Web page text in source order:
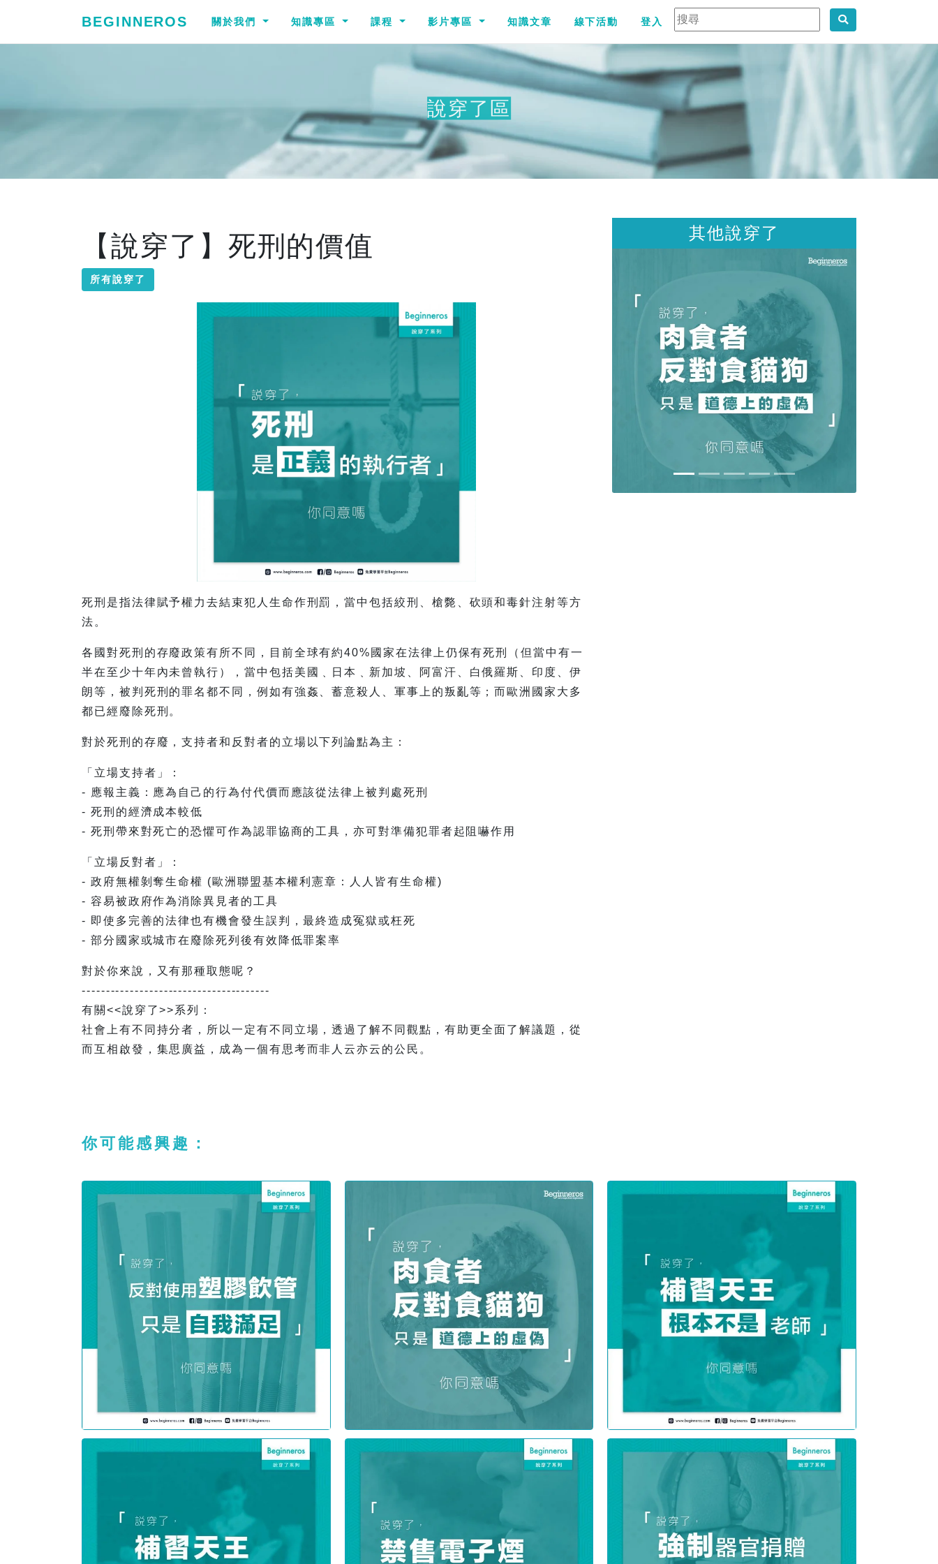
BEGINNEROS 關於我們 知識專區 課程 影片專區 知識文章 線下活動 登入
說穿了區
【說穿了】死刑的價值
所有說穿了
死刑是指法律賦予權力去結束犯人生命作刑罰，當中包括絞刑、槍斃、砍頭和毒針注射等方
法。
各國對死刑的存廢政策有所不同，目前全球有約40%國家在法律上仍保有死刑（但當中有一
半在至少十年內未曾執行），當中包括美國﹑日本﹑新加坡、阿富汗、白俄羅斯、印度、伊
朗等，被判死刑的罪名都不同，例如有強姦、蓄意殺人、軍事上的叛亂等；而歐洲國家大多
都已經廢除死刑。
對於死刑的存廢，支持者和反對者的立場以下列論點為主：
「立場支持者」：
- 應報主義：應為自己的行為付代價而應該從法律上被判處死刑
- 死刑的經濟成本較低
- 死刑帶來對死亡的恐懼可作為認罪協商的工具，亦可對準備犯罪者起阻嚇作用
「立場反對者」：
- 政府無權剝奪生命權 (歐洲聯盟基本權利憲章：人人皆有生命權)
- 容易被政府作為消除異見者的工具
- 即使多完善的法律也有機會發生誤判，最終造成冤獄或枉死
- 部分國家或城市在廢除死列後有效降低罪案率
對於你來說，又有那種取態呢？
---------------------------------------
有關<<說穿了>>系列：
社會上有不同持分者，所以一定有不同立場，透過了解不同觀點，有助更全面了解議題，從
而互相啟發，集思廣益，成為一個有思考而非人云亦云的公民。
其他說穿了
你可能感興趣：